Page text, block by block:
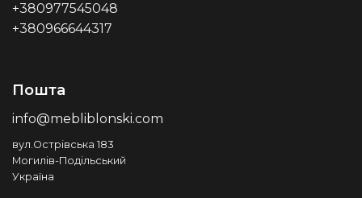
+380977545048
+380966644317
Пошта
info@mebliblonski.com
вул.Острівська 183
Могилів-Подільський
Україна